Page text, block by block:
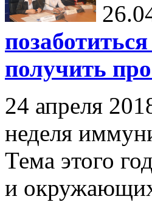
получить
24 апреля
неделя
Тема этого
и окружающих